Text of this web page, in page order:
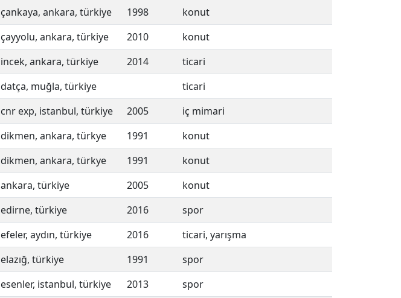
çankaya, ankara, türkiye 1998
konut
çayyolu, ankara, türkiye 2010
konut
incek, ankara, türkiye 2014
ticari
datça, muğla, türkiye
ticari
cnr exp, istanbul, türkiye 2005
iç mimari
dikmen, ankara, türkye 1991
konut
dikmen, ankara, türkye 1991
konut
ankara, türkiye 2005
konut
edirne, türkiye 2016
spor
efeler, aydın, türkiye 2016
ticari, yarışma
elazığ, türkiye 1991
spor
esenler, istanbul, türkiye 2013
spor